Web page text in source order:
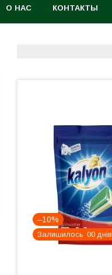
О НАС КОНТАКТЫ
–10%
Залишилось 00 днів